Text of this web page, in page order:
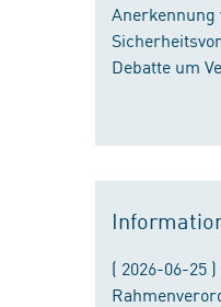
Debatte um
( 2026-06-25